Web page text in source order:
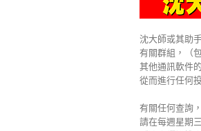
沈大師或其助
有關群組，（
其他通訊軟件
從而進行任何
有關任何查詢
請在每週星期